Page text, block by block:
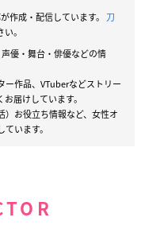
作成・配信しています。 刀
。
優・舞台・俳優などの情
ー作品、VTuberなどストリー
届けしています。
）お役立ち情報など、女性オ
います。